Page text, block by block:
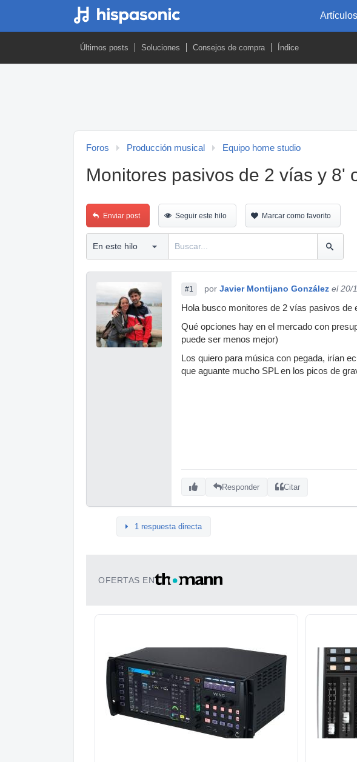
Artículos
Últimos posts Soluciones Consejos de compra Índice
Foros Producción musical Equipo home studio
Monitores pasivos de 2 vías y 8'
Enviar post Seguir este hilo Marcar como favorito
#1 por Javier Montijano González el 20/
Hola busco monitores de 2 vías pasivos de
Qué opciones hay en el mercado con
puede ser menos mejor)
Los quiero para música con pegada, irían
que aguante mucho SPL en los picos de
Responder Citar
1 respuesta directa
OFERTAS EN